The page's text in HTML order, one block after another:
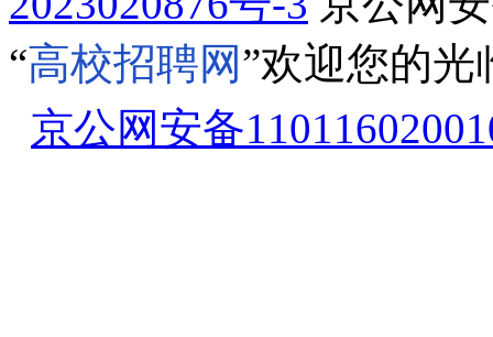
“高校招聘网”欢迎您的光
京公网安备